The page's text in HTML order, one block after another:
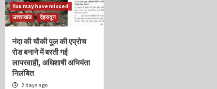
You may have missed
उत्तराखंड
देहरादून
नंदा की चौकी पुल की एप्रोच
रोड बनाने में बरती गई
लापरवाही, अधिशाषी अभियंता
निलंबित
2 days ago